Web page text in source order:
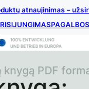
atnaujinimas –
PDF